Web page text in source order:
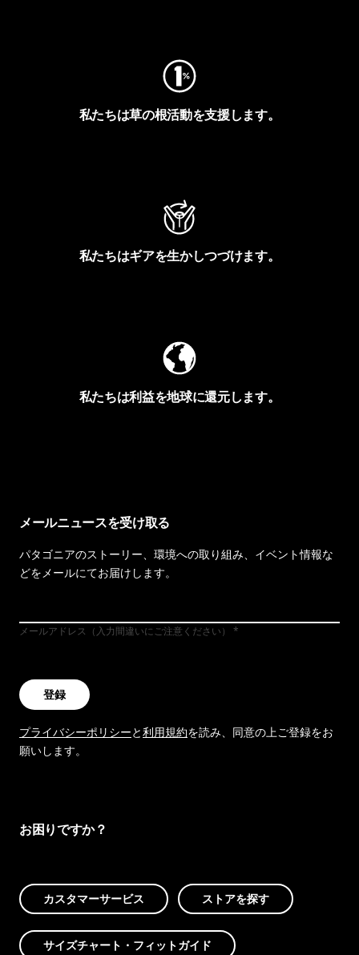
私たちは草の根活動を支援します。
私たちはギアを生かしつづけます。
私たちは利益を地球に還元します。
メールニュースを受け取る
パタゴニアのストーリー、環境への取り組み、イベント情報な
どをメールにてお届けします。
メールアドレス（入力間違いにご注意ください）
登録
プライバシーポリシーと利用規約を読み、同意の上ご登録をお
願いします。
お困りですか？
カスタマーサービス ストアを探す
サイズチャート・フィットガイド